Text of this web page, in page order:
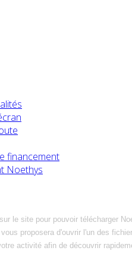
financement
Noethys
le site pour pouvoir télécharger
proposera d'ouvrir l'un des
activité afin de découvrir